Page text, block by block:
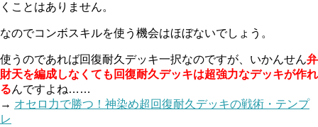
くことはありません。
なのでコンボスキルを使う機会はほぼないでしょう。
使うのであれば回復耐久デッキ一択なのですが、いかんせん弁
財天を編成しなくても回復耐久デッキは超強力なデッキが作れ
るんですよね……
→ オセロ力で勝つ！神染め超回復耐久デッキの戦術・テンプ
レ